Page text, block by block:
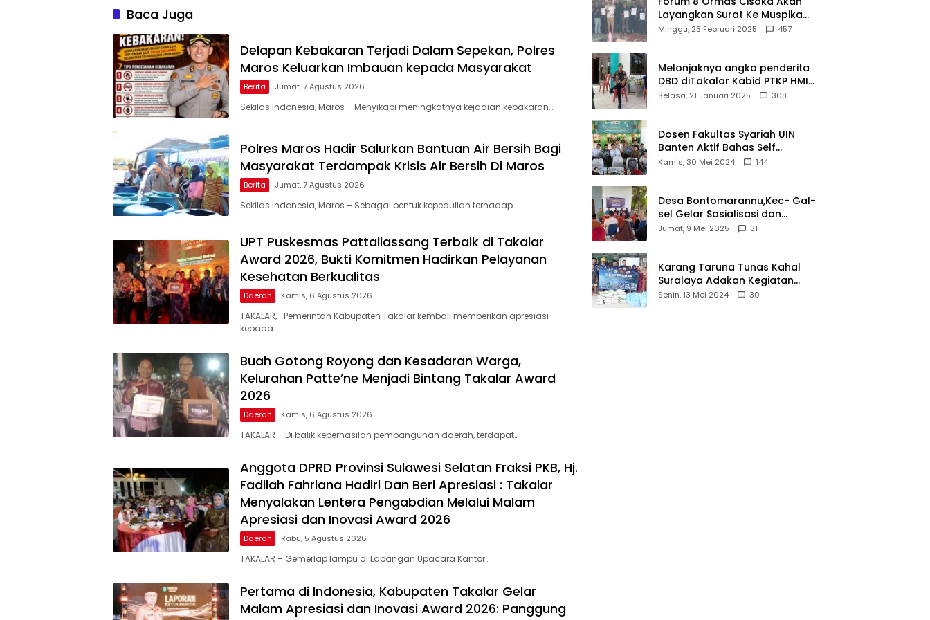
Baca Juga
Delapan Kebakaran Terjadi Dalam Sepekan, Polres
Maros Keluarkan Imbauan kepada Masyarakat
Berita Jumat, 7 Agustus 2026
Sekilas Indonesia, Maros – Menyikapi meningkatnya kejadian kebakaran…
Polres Maros Hadir Salurkan Bantuan Air Bersih Bagi
Masyarakat Terdampak Krisis Air Bersih Di Maros
Berita Jumat, 7 Agustus 2026
Sekilas Indonesia, Maros – Sebagai bentuk kepedulian terhadap…
UPT Puskesmas Pattallassang Terbaik di Takalar
Award 2026, Bukti Komitmen Hadirkan Pelayanan
Kesehatan Berkualitas
Daerah Kamis, 6 Agustus 2026
TAKALAR,- Pemerintah Kabupaten Takalar kembali memberikan apresiasi
kepada…
Buah Gotong Royong dan Kesadaran Warga,
Kelurahan Patte’ne Menjadi Bintang Takalar Award
2026
Daerah Kamis, 6 Agustus 2026
TAKALAR – Di balik keberhasilan pembangunan daerah, terdapat…
Anggota DPRD Provinsi Sulawesi Selatan Fraksi PKB, Hj.
Fadilah Fahriana Hadiri Dan Beri Apresiasi : Takalar
Menyalakan Lentera Pengabdian Melalui Malam
Apresiasi dan Inovasi Award 2026
Daerah Rabu, 5 Agustus 2026
TAKALAR – Gemerlap lampu di Lapangan Upacara Kantor…
Pertama di Indonesia, Kabupaten Takalar Gelar
Malam Apresiasi dan Inovasi Award 2026: Panggung
Layangkan Surat Ke Muspika
Atas Adanya Kantor Matel di
Minggu, 23 Februari 2025 457
Melonjaknya angka penderita
DBD diTakalar Kabid PTKP HMI
Cab.Takalar angkat bicara
Selasa, 21 Januari 2025 308
Dosen Fakultas Syariah UIN
Banten Aktif Bahas Self
Declare Halal dalam Forum
Kamis, 30 Mei 2024 144
Desa Bontomarannu,Kec- Gal-
sel Gelar Sosialisasi dan
Bimtek Pemutakhiran Data ID
Jumat, 9 Mei 2025 31
Karang Taruna Tunas Kahal
Suralaya Adakan Kegiatan
Bansos Terhadap Kaum
Senin, 13 Mei 2024 30